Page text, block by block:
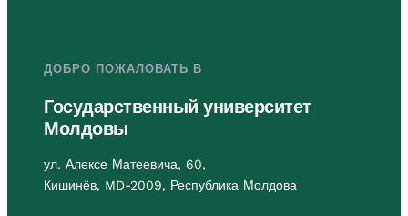
ДОБРО ПОЖАЛОВАТЬ В
Государственный университет
Молдовы
ул. Алексе Матеевича, 60,
Кишинёв, MD-2009, Республика Молдова